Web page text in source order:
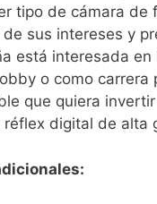
tipo de cámara de
sus intereses y
está interesada
o como carrera
que quiera
réflex digital de alta